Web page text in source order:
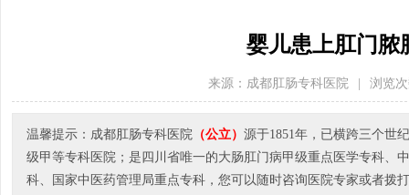
婴儿患上肛门脓
来源：成都肛肠专科医院 浏览
温馨提示：成都肛肠专科医院 （公立） 源于1851年，已横跨三个世
级甲等专科医院；是四川省唯一的大肠肛门病甲级重点医学专科、
科、国家中医药管理局重点专科，您可以随时咨询医院专家或者拨